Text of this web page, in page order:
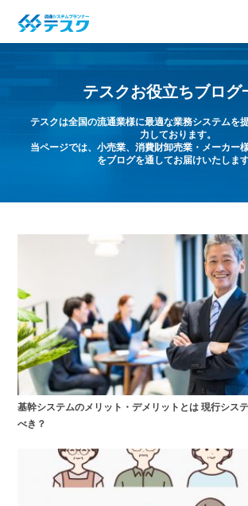
テスクお役立ちブログ
テスクは全国の流通業様に最適な業務システムを
力しております。
当ページでは、小売業、消費財卸売業・メーカー
をブログを通してお届けいたします
基幹システムのメリット・デメリットとは 現行シス
べき？